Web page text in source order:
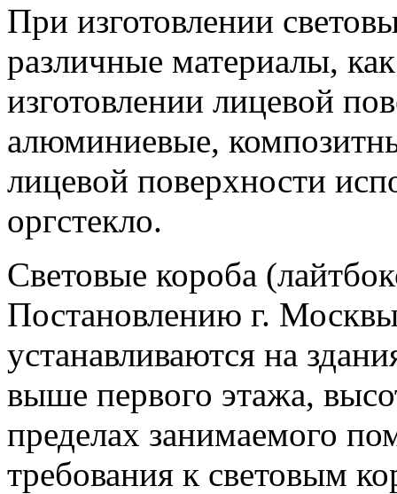
При изготовлении
различные материалы,
изготовлении лицевой
алюминиевые,
лицевой поверхности
оргстекло.
Световые короба
Постановлению г.
устанавливаются на
выше первого этажа,
пределах занимаемого
требования к световым